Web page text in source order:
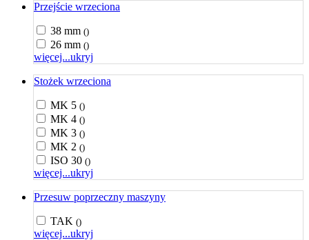
Przejście wrzeciona
38 mm ()
26 mm ()
więcej...ukryj
Stożek wrzeciona
MK 5 ()
MK 4 ()
MK 3 ()
MK 2 ()
ISO 30 ()
więcej...ukryj
Przesuw poprzeczny maszyny
TAK ()
więcej...ukryj